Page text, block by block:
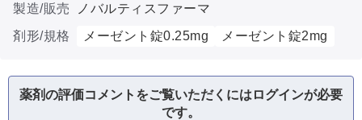
製造/販売
ノバルティスファーマ
剤形/規格
メーゼント錠0.25mg メーゼント錠2mg
薬剤の評価コメントをご覧いただくにはログインが必要
です。